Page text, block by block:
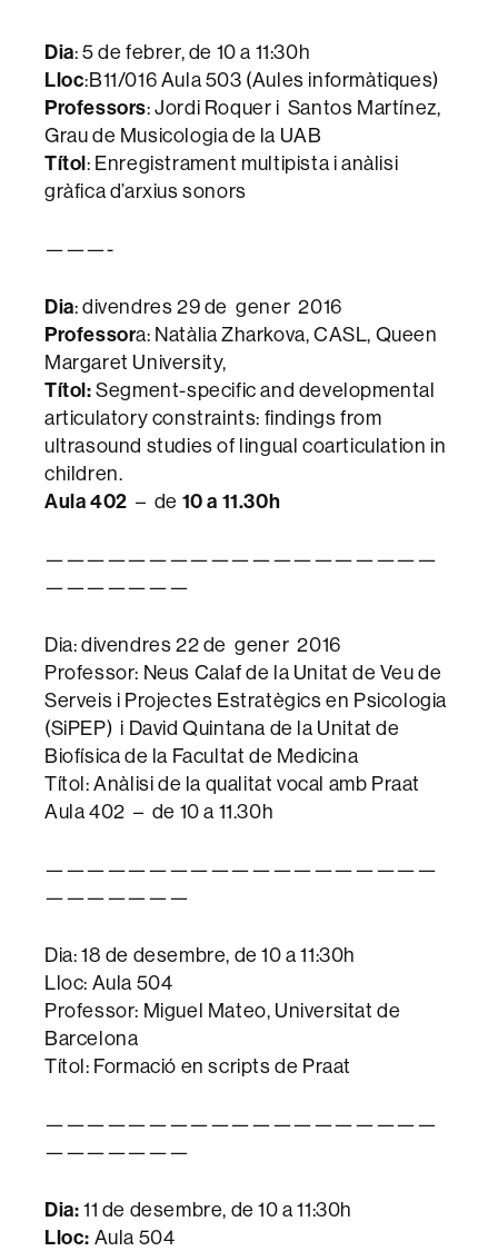
Dia: 5 de febrer, de 10 a 11:30h
Lloc:B11/016 Aula 503 (Aules informàtiques)
Professors: Jordi Roquer i Santos Martínez,
Grau de Musicologia de la UAB
Títol: Enregistrament multipista i anàlisi
gràfica d’arxius sonors
———-
Dia: divendres 29 de gener 2016
Professora: Natàlia Zharkova, CASL, Queen
Margaret University,
Títol:Segment-specific and developmental
articulatory constraints: findings from
ultrasound studies of lingual coarticulation in
children.
Aula402 – de 10 a 11.30h
———————————————————
———————
Dia: divendres 22 de gener 2016
Professor: Neus Calaf de la Unitat de Veu de
Serveis i Projectes Estratègics en Psicologia
(SiPEP) i David Quintana de la Unitat de
Biofísica de la Facultat de Medicina
Títol: Anàlisi de la qualitat vocal amb Praat
Aula 402 – de 10 a 11.30h
———————————————————
———————
Dia: 18 de desembre, de 10 a 11:30h
Lloc: Aula 504
Professor: Miguel Mateo, Universitat de
Barcelona
Títol: Formació en scripts de Praat
———————————————————
———————
Dia: 11 de desembre, de 10 a 11:30h
Lloc: Aula 504